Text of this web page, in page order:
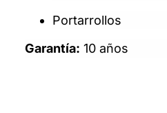
Portarrollos
Garantía: 10 años